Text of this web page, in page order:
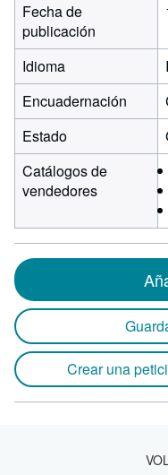
Fecha de
publicación
Idioma
Encuadernación
Estado
Catálogos de
vendedores
Crear una